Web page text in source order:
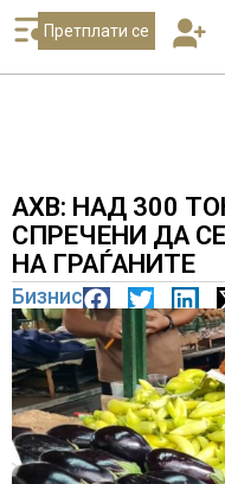
Претплати се
АХВ: НАД 300
СПРЕЧЕНИ ДА
НА ГРАЃАНИТЕ
Бизнис